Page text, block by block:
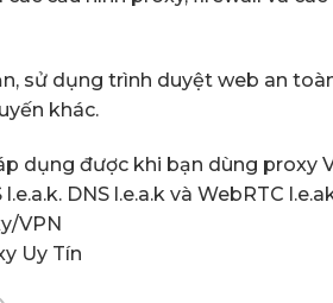
sử dụng trình duyệt web an
khác.
dụng được khi bạn dùng proxy
DNS l.e.a.k và WebRTC
VPN
Uy Tín